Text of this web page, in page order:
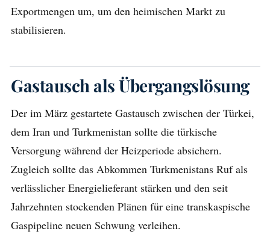
Exportmengen um, um den heimischen Markt zu
stabilisieren.
Gastausch als Übergangslösung
Der im März gestartete Gastausch zwischen der Türkei,
dem Iran und Turkmenistan sollte die türkische
Versorgung während der Heizperiode absichern.
Zugleich sollte das Abkommen Turkmenistans Ruf als
verlässlicher Energielieferant stärken und den seit
Jahrzehnten stockenden Plänen für eine transkaspische
Gaspipeline neuen Schwung verleihen.